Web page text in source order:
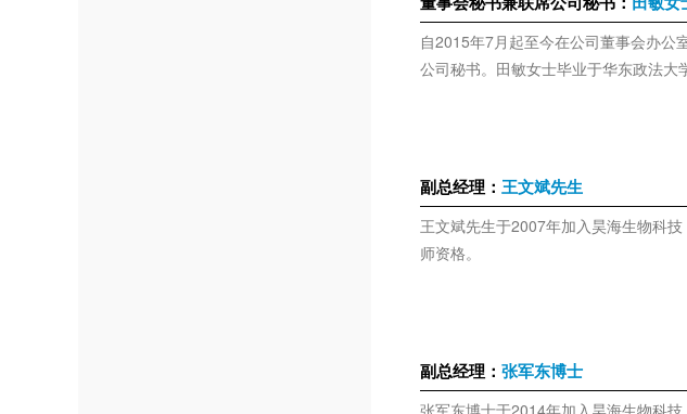
自2015年7月起至今在公司董事会办
公司秘书。田敏女士毕业于华东政法大
副总经理： 王文斌先生
王文斌先生于2007年加入昊海生物科
师资格。
副总经理： 张军东博士
张军东博士于2014年加入昊海生物科